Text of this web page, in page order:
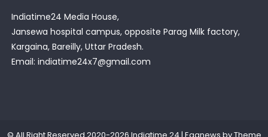
Indiatime24 Media House,
Jansewa hospital campus, opposite Parag Milk factory,
Kargaina, Bareilly, Uttar Pradesh.
Email: indiatime24x7@gmail.com